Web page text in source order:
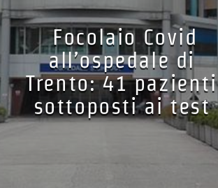
Focolaio Covid
all’ospedale di
Trento: 41 pazienti
sottoposti ai test